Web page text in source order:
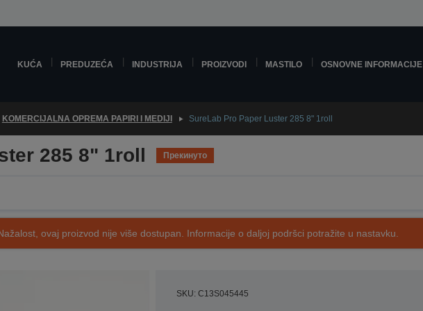
KUĆA PREDUZEĆA INDUSTRIJA PROIZVODI MASTILO OSNOVNE INFORMACIJE
KOMERCIJALNA OPREMA PAPIRI I MEDIJI SureLab Pro Paper Luster 285 8" 1roll
285 8" 1roll Прекинуто
ovaj proizvod nije više dostupan. Informacije o daljoj podršci potražite u nastavku.
SKU: C13S045445